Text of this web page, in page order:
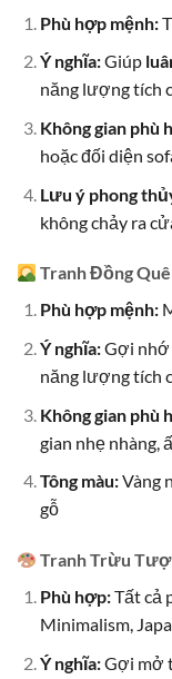
Phù hợp mệnh:
Ý nghĩa:Giúp
năng lượng tích
Không gian phù
hoặc đối diện
Lưu ý phong
không chảy ra
Tranh Đồng
Phù hợp mệnh:
Ý nghĩa:Gợi nhớ
năng lượng tích
Không gian phù
gian nhẹ nhàng,
Tông màu:Vàng
gỗ
Tranh Trừu
Phù hợp:Tất cả
Minimalism,
Ý nghĩa:Gợi mở